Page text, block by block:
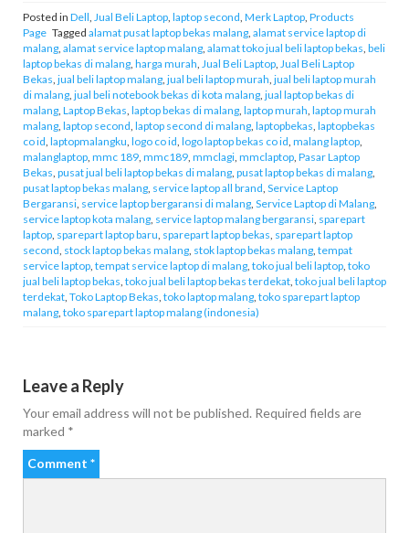
Posted in Dell, Jual Beli Laptop, laptop second, Merk Laptop, Products
Page Tagged alamat pusat laptop bekas malang, alamat service laptop di
malang, alamat service laptop malang, alamat toko jual beli laptop bekas, beli
laptop bekas di malang, harga murah, Jual Beli Laptop, Jual Beli Laptop
Bekas, jual beli laptop malang, jual beli laptop murah, jual beli laptop murah
di malang, jual beli notebook bekas di kota malang, jual laptop bekas di
malang, Laptop Bekas, laptop bekas di malang, laptop murah, laptop murah
malang, laptop second, laptop second di malang, laptopbekas, laptopbekas
co id, laptopmalangku, logo co id, logo laptop bekas co id, malang laptop,
malanglaptop, mmc 189, mmc189, mmclagi, mmclaptop, Pasar Laptop
Bekas, pusat jual beli laptop bekas di malang, pusat laptop bekas di malang,
pusat laptop bekas malang, service laptop all brand, Service Laptop
Bergaransi, service laptop bergaransi di malang, Service Laptop di Malang,
service laptop kota malang, service laptop malang bergaransi, sparepart
laptop, sparepart laptop baru, sparepart laptop bekas, sparepart laptop
second, stock laptop bekas malang, stok laptop bekas malang, tempat
service laptop, tempat service laptop di malang, toko jual beli laptop, toko
jual beli laptop bekas, toko jual beli laptop bekas terdekat, toko jual beli laptop
terdekat, Toko Laptop Bekas, toko laptop malang, toko sparepart laptop
malang, toko sparepart laptop malang (indonesia)
Leave a Reply
Your email address will not be published. Required fields are
marked *
Comment *